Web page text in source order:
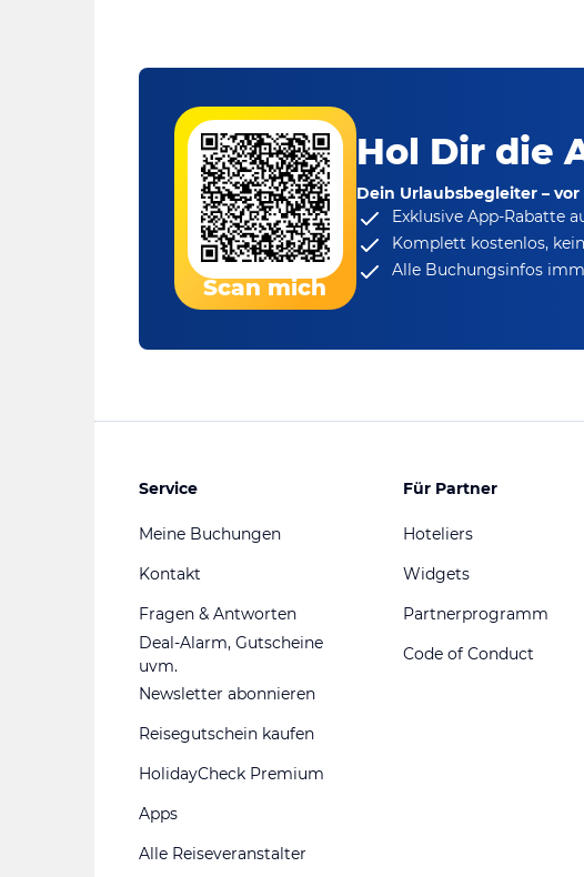
Scan mich
Hol Dir die
Dein Urlaubsbegleiter –
Exklusive App-Rabatte
Komplett kostenlos,
Alle Buchungsinfos
Service
Meine Buchungen
Kontakt
Fragen & Antworten
Deal-Alarm, Gutscheine
uvm.
Newsletter abonnieren
Reisegutschein kaufen
HolidayCheck Premium
Apps
Alle Reiseveranstalter
Für Partner
Hoteliers
Widgets
Partnerprogramm
Code of Conduct